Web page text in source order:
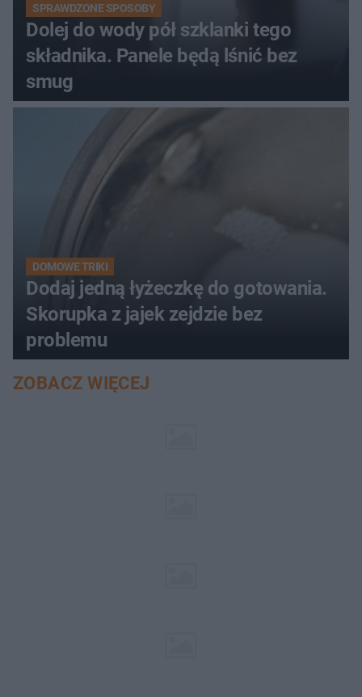
SPRAWDZONE SPOSOBY
Dolej do wody pół szklanki tego
składnika. Panele będą lśnić bez
smug
DOMOWE TRIKI
Dodaj jedną łyżeczkę do gotowania.
Skorupka z jajek zejdzie bez
problemu
ZOBACZ WIĘCEJ